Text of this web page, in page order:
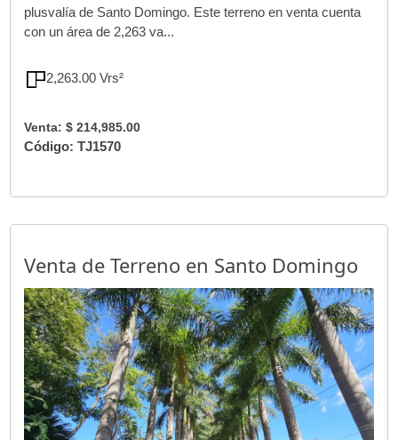
plusvalía de Santo Domingo. Este terreno en venta cuenta
con un área de 2,263 va...
2,263.00 Vrs²
Venta: $ 214,985.00
Código: TJ1570
Venta de Terreno en Santo Domingo